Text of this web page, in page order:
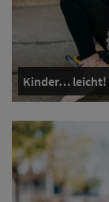
Kinder… leicht!